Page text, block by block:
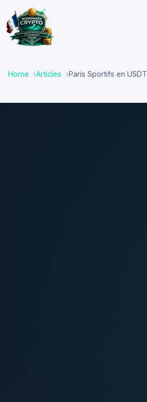
Home Articles Paris Sportifs en USDT